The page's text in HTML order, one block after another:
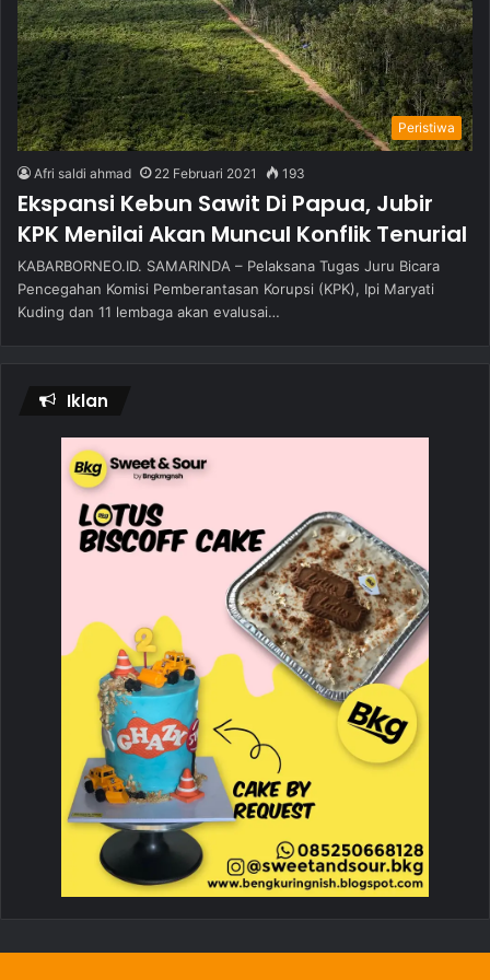
Peristiwa
Afri saldi ahmad 22 Februari 2021 193
Ekspansi Kebun Sawit Di Papua, Jubir
KPK Menilai Akan Muncul Konflik Tenurial
KABARBORNEO.ID. SAMARINDA – Pelaksana Tugas Juru Bicara
Pencegahan Komisi Pemberantasan Korupsi (KPK), Ipi Maryati
Kuding dan 11 lembaga akan evalusai…
Iklan